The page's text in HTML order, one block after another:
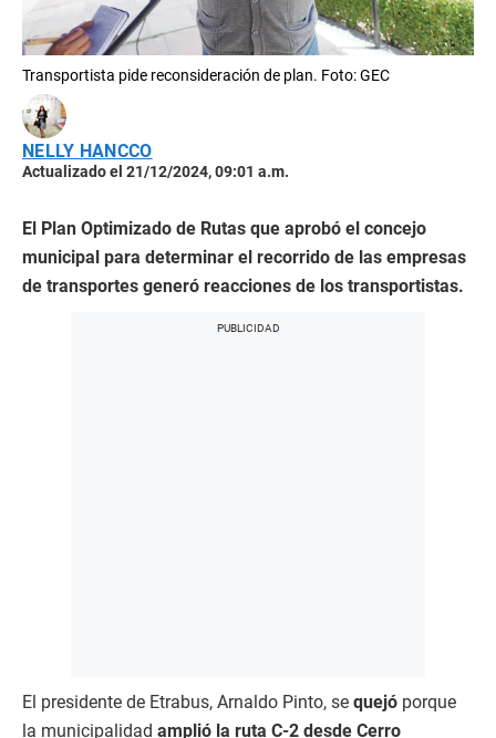
Transportista pide reconsideración de plan. Foto: GEC
NELLY HANCCO
Actualizado el 21/12/2024, 09:01 a.m.
El Plan Optimizado de Rutas que aprobó el concejo
municipal para determinar el recorrido de las empresas
de transportes generó reacciones de los transportistas.
El presidente de Etrabus, Arnaldo Pinto, se quejó porque
la municipalidad amplió la ruta C-2 desde Cerro